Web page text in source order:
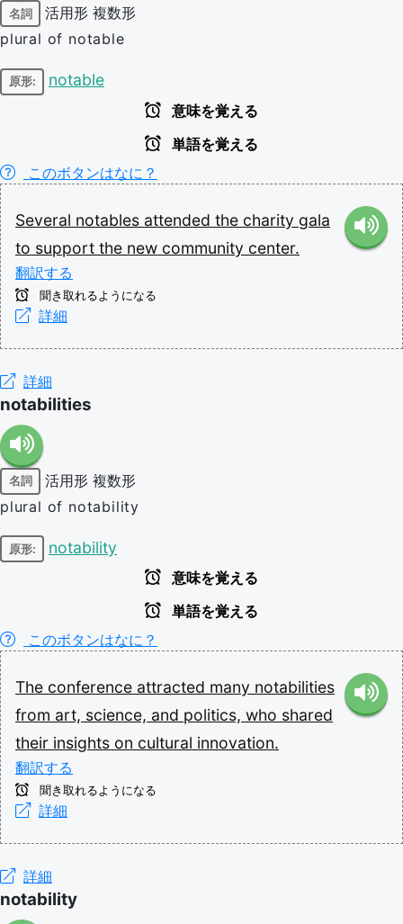
名詞 活用形 複数形
plural of notable
原形: notable
意味を覚える
単語を覚える
このボタンはなに？
Several notables attended the charity gala
to support the new community center.
翻訳する
聞き取れるようになる
詳細
詳細
notabilities
名詞 活用形 複数形
plural of notability
原形: notability
意味を覚える
単語を覚える
このボタンはなに？
The conference attracted many notabilities
from art, science, and politics, who shared
their insights on cultural innovation.
翻訳する
聞き取れるようになる
詳細
詳細
notability